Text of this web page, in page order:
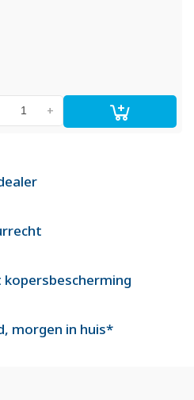
+
morgen in huis*